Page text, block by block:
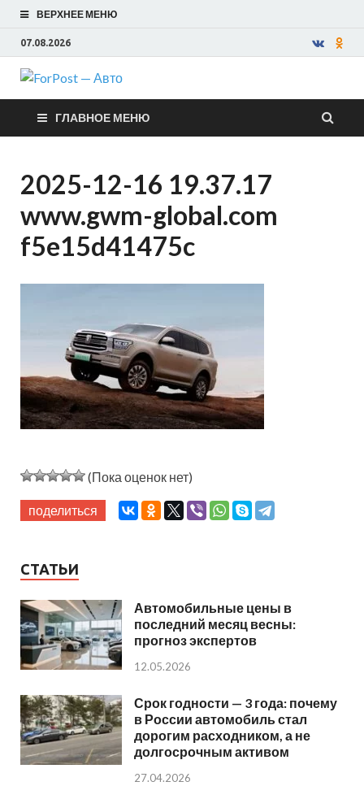
ВЕРХНЕЕ МЕНЮ
07.08.2026
ForPost —
Авто
ГЛАВНОЕ МЕНЮ
2025-12-16 19.37.17
www.gwm-global.com
f5e15d41475c
(Пока оценок нет)
поделиться
СТАТЬИ
Автомобильные цены в
последний месяц весны:
прогноз экспертов
12.05.2026
Срок годности — 3 года: почему
в России автомобиль стал
дорогим расходником, а не
долгосрочным активом
27.04.2026